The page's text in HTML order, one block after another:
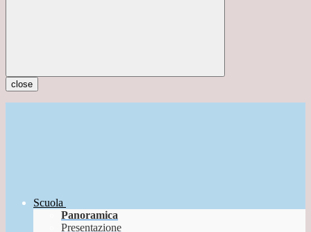
close
Scuola
Panoramica
Presentazione